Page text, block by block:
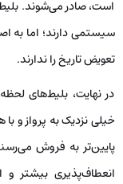
است، صادر می‌شوند.
سیستمی دارند؛ اما به
تعویض تاریخ را ندارند.
در نهایت، بلیط‌های
خیلی نزدیک به پرواز و
پایین‌تر به فروش
انعطاف‌پذیری بیشتر